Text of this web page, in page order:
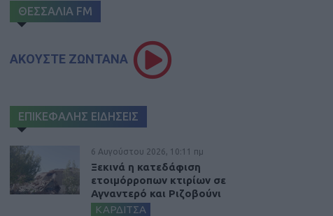
ΘΕΣΣΑΛΙΑ FM
ΑΚΟΥΣΤΕ ΖΩΝΤΑΝΑ
ΕΠΙΚΕΦΑΛΗΣ ΕΙΔΗΣΕΙΣ
6 Αυγούστου 2026, 10:11 πμ
Ξεκινά η κατεδάφιση
ετοιμόρροπων κτιρίων σε
Αγναντερό και Ριζοβούνι
ΚΑΡΔΙΤΣΑ